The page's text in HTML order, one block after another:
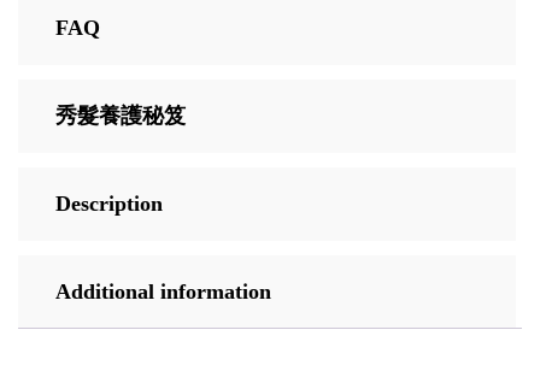
FAQ
秀髮養護秘笈
Description
Additional information